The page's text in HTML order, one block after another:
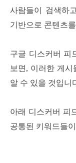
사람들이 검색하
기반으로 콘텐츠
구글 디스커버 피
보면, 이러한 게
알 수 있을 것입니
아래 디스커버 피
공통된 키워드들